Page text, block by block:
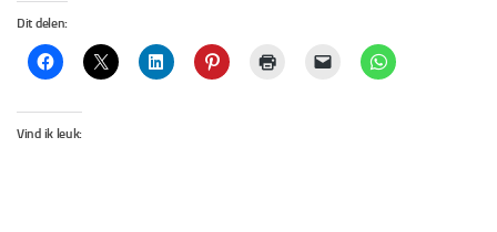
Dit delen:
Vind ik leuk: